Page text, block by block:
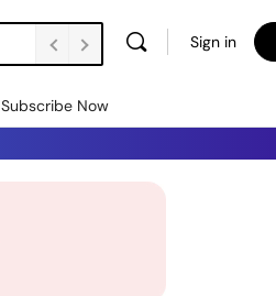
Sign in
Subscribe Now